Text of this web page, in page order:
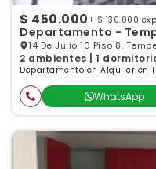
$ 450.000 + $ 130.000
Departamento -
14 De Julio 10 Piso 8,
2 ambientes | 1
Departamento en Alquiler en
WhatsApp